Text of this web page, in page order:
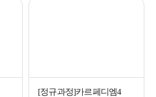
[정규과정]카르페디엠4